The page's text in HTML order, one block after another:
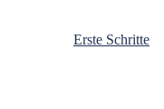
Erste Schritte